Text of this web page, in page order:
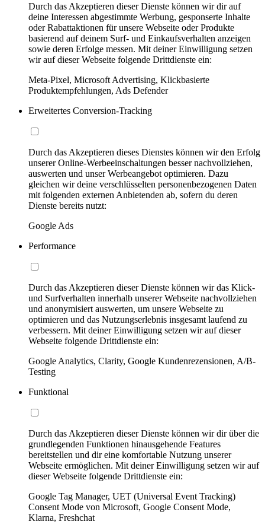
Durch das Akzeptieren dieser Dienste können wir dir auf
deine Interessen abgestimmte Werbung, gesponserte Inhalte
oder Rabattaktionen für unsere Webseite oder Produkte
basierend auf deinem Surf- und Einkaufsverhalten anzeigen
sowie deren Erfolge messen. Mit deiner Einwilligung setzen
wir auf dieser Webseite folgende Drittdienste ein:
Meta-Pixel, Microsoft Advertising, Klickbasierte
Produktempfehlungen, Ads Defender
Erweitertes Conversion-Tracking
Durch das Akzeptieren dieses Dienstes können wir den Erfolg
unserer Online-Werbeeinschaltungen besser nachvollziehen,
auswerten und unser Werbeangebot optimieren. Dazu
gleichen wir deine verschlüsselten personenbezogenen Daten
mit folgenden externen Anbietenden ab, sofern du deren
Dienste bereits nutzt:
Google Ads
Performance
Durch das Akzeptieren dieser Dienste können wir das Klick-
und Surfverhalten innerhalb unserer Webseite nachvollziehen
und anonymisiert auswerten, um unsere Webseite zu
optimieren und das Nutzungserlebnis insgesamt laufend zu
verbessern. Mit deiner Einwilligung setzen wir auf dieser
Webseite folgende Drittdienste ein:
Google Analytics, Clarity, Google Kundenrezensionen, A/B-
Testing
Funktional
Durch das Akzeptieren dieser Dienste können wir dir über die
grundlegenden Funktionen hinausgehende Features
bereitstellen und dir eine komfortable Nutzung unserer
Webseite ermöglichen. Mit deiner Einwilligung setzen wir auf
dieser Webseite folgende Drittdienste ein:
Google Tag Manager, UET (Universal Event Tracking)
Consent Mode von Microsoft, Google Consent Mode,
Klarna, Freshchat